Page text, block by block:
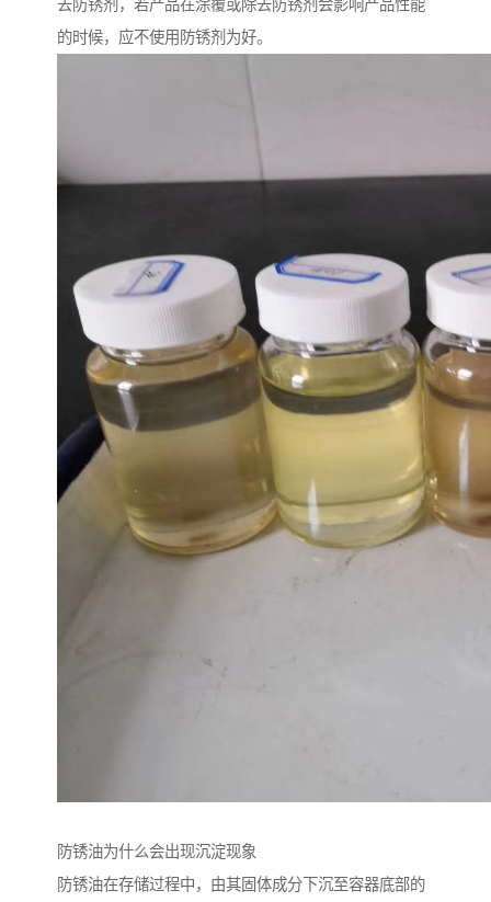
去防锈剂，若产品在涂覆或除去防锈剂会影响产品性能
的时候，应不使用防锈剂为好。
防锈油为什么会出现沉淀现象
防锈油在存储过程中，由其固体成分下沉至容器底部的